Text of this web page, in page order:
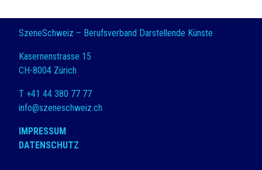
SzeneSchweiz – Berufsverband Darstellende Künste
Kasernenstrasse 15
CH-8004 Zürich
T +41 44 380 77 77
info@szeneschweiz.ch
IMPRESSUM
DATENSCHUTZ